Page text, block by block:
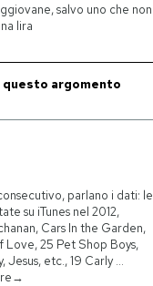
salvo uno che non
lira
argomento
parlano i dati: le
su iTunes nel 2012,
Cars In the Garden,
Love, 25 Pet Shop Boys,
Jesus, etc., 19 Carly …